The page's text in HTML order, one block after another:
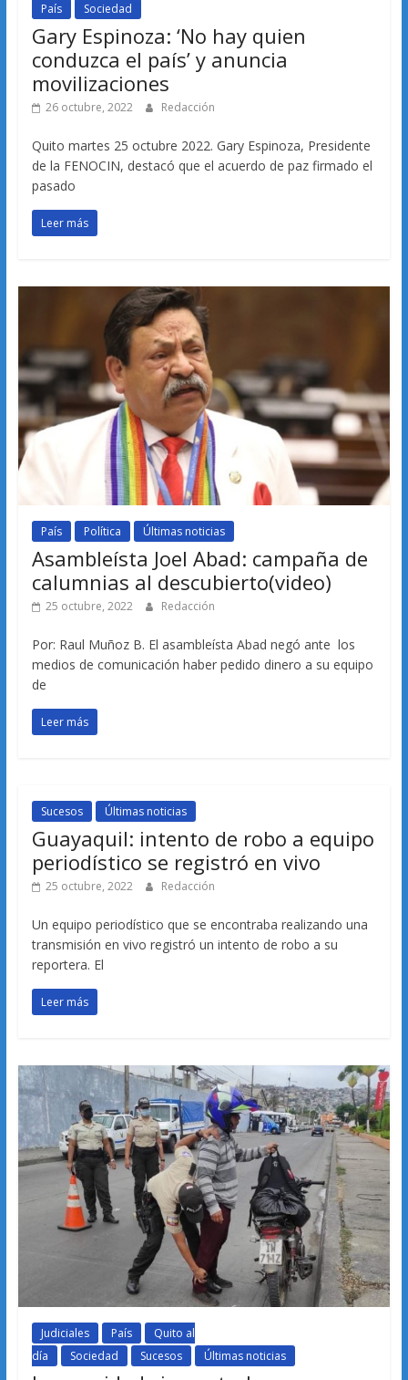
País Sociedad
Gary Espinoza: ‘No hay quien
conduzca el país’ y anuncia
movilizaciones
26 octubre, 2022 Redacción
Quito martes 25 octubre 2022. Gary Espinoza, Presidente
de la FENOCIN, destacó que el acuerdo de paz firmado el
pasado
Leer más
País Política Últimas noticias
Asambleísta Joel Abad: campaña de
calumnias al descubierto(video)
25 octubre, 2022 Redacción
Por: Raul Muñoz B. El asambleísta Abad negó ante los
medios de comunicación haber pedido dinero a su equipo
de
Leer más
Sucesos Últimas noticias
Guayaquil: intento de robo a equipo
periodístico se registró en vivo
25 octubre, 2022 Redacción
Un equipo periodístico que se encontraba realizando una
transmisión en vivo registró un intento de robo a su
reportera. El
Leer más
Judiciales País
Quito al
día
Sociedad Sucesos Últimas noticias